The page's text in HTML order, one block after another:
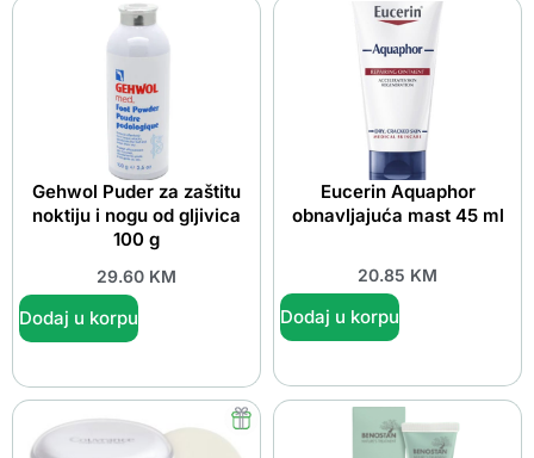
Gehwol Puder za zaštitu
noktiju i nogu od gljivica
100 g
29.60 KM
Dodaj u korpu
Eucerin Aquaphor
obnavljajuća mast 45 ml
20.85 KM
Dodaj u korpu